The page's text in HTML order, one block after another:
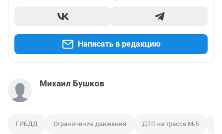
Написать в редакцию
Михаил Бушков
ГИБДД Ограничение движения ДТП на трассе М-5